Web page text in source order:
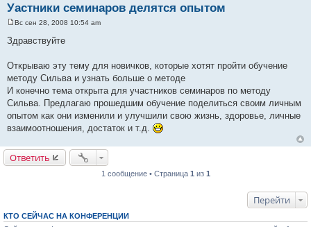
Уастники семинаров делятся опытом
о
е
н
е
Вс сен 28, 2008 10:54 am
Здравствуйте
Открываю эту тему для новичков, которые хотят пройти обучение
методу Сильва и узнать больше о методе
И конечно тема открыта для участников семинаров по методу
Сильва. Предлагаю прошедшим обучение поделиться своим личным
опытом как они изменили и улучшили свою жизнь, здоровье, личные
взаимоотношения, достаток и т.д.
Ответить
1 сообщение • Страница 1 из 1
Перейти
КТО СЕЙЧАС НА КОНФЕРЕНЦИИ